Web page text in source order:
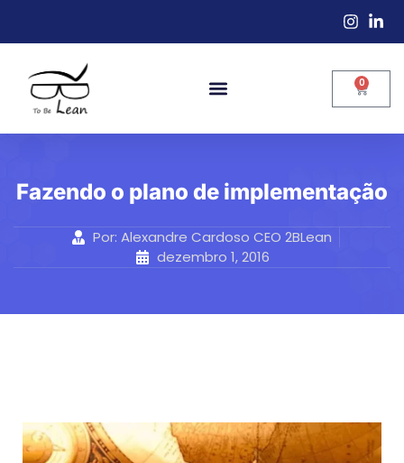
0
Fazendo o plano de implementação
Por: Alexandre Cardoso CEO 2BLean
dezembro 1, 2016